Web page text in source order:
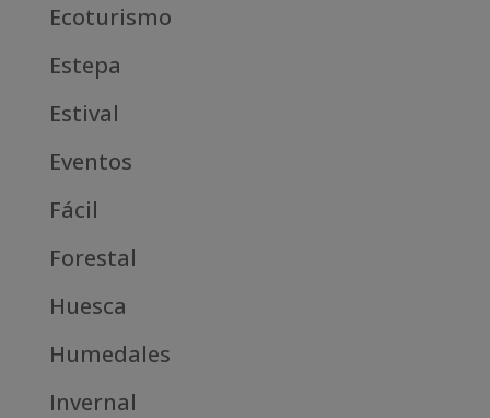
Ecoturismo
Estepa
Estival
Eventos
Fácil
Forestal
Huesca
Humedales
Invernal